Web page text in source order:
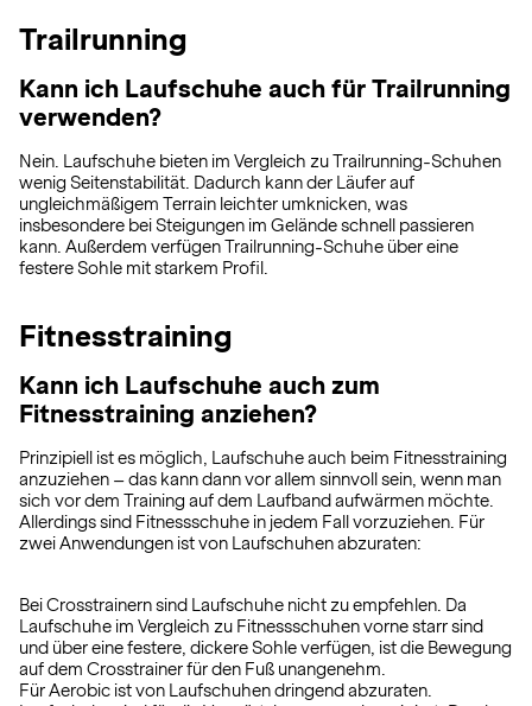
Trailrunning
Kann ich Laufschuhe auch für Trailrunning
verwenden?
Nein. Laufschuhe bieten im Vergleich zu Trailrunning-Schuhen
wenig Seitenstabilität. Dadurch kann der Läufer auf
ungleichmäßigem Terrain leichter umknicken, was
insbesondere bei Steigungen im Gelände schnell passieren
kann. Außerdem verfügen Trailrunning-Schuhe über eine
festere Sohle mit starkem Profil.
Fitnesstraining
Kann ich Laufschuhe auch zum
Fitnesstraining anziehen?
Prinzipiell ist es möglich, Laufschuhe auch beim Fitnesstraining
anzuziehen – das kann dann vor allem sinnvoll sein, wenn man
sich vor dem Training auf dem Laufband aufwärmen möchte.
Allerdings sind Fitnessschuhe in jedem Fall vorzuziehen. Für
zwei Anwendungen ist von Laufschuhen abzuraten:
Bei Crosstrainern sind Laufschuhe nicht zu empfehlen. Da
Laufschuhe im Vergleich zu Fitnessschuhen vorne starr sind
und über eine festere, dickere Sohle verfügen, ist die Bewegung
auf dem Crosstrainer für den Fuß unangenehm.
Für Aerobic ist von Laufschuhen dringend abzuraten.